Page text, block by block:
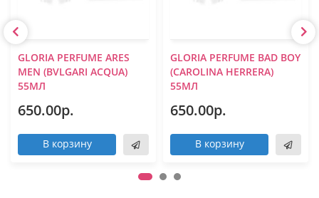
GLORIA PERFUME ARES
MEN (BVLGARI ACQUA)
55МЛ
650.00р.
В корзину
GLORIA PERFUME BAD BOY
(CAROLINA HERRERA)
55МЛ
650.00р.
В корзину